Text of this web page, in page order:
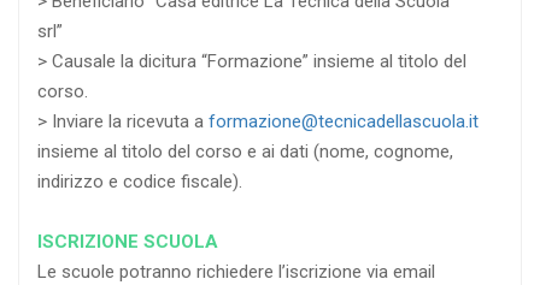
srl”
> Causale la dicitura “Formazione” insieme al titolo del
corso.
> Inviare la ricevuta a formazione@tecnicadellascuola.it
insieme al titolo del corso e ai dati (nome, cognome,
indirizzo e codice fiscale).
ISCRIZIONE SCUOLA
Le scuole potranno richiedere l’iscrizione via email